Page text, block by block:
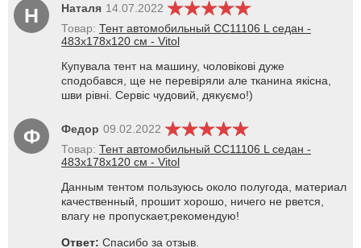
Н Наталя 14.07.2022
Товар: Тент автомобильный CC11106 L седан -
483х178х120 см - Vitol
Купувала тент на машину, чоловікові дуже
сподобався, ще не перевіряли але тканина якісна,
шви рівні. Сервіс чудовий, дякуємо!)
Ф Федор 09.02.2022
Товар: Тент автомобильный CC11106 L седан -
483х178х120 см - Vitol
Данным тентом пользуюсь около полугода, материал
качественный, прошит хорошо, ничего не рвется,
влагу не пропускает,рекомендую!
Ответ: Спасибо за отзыв.